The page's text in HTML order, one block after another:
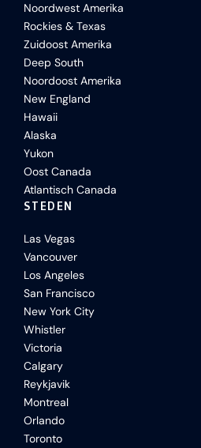
Noordwest Amerika
Rockies & Texas
Zuidoost Amerika
Deep South
Noordoost Amerika
New England
Hawaii
Alaska
Yukon
Oost Canada
Atlantisch Canada
STEDEN
Las Vegas
Vancouver
Los Angeles
San Francisco
New York City
Whistler
Victoria
Calgary
Reykjavik
Montreal
Orlando
Toronto